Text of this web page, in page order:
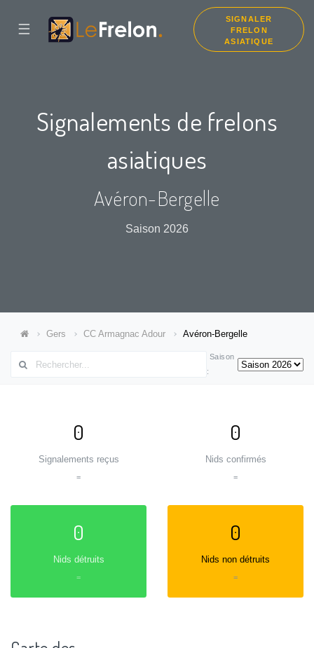
☰
SIGNALER
FRELON
ASIATIQUE
Signalements de frelons
asiatiques
Avéron-Bergelle
Saison 2026
Gers CC Armagnac Adour Avéron-Bergelle
Saison
:
0
Signalements reçus
=
0
Nids confirmés
=
0
Nids détruits
=
0
Nids non détruits
=